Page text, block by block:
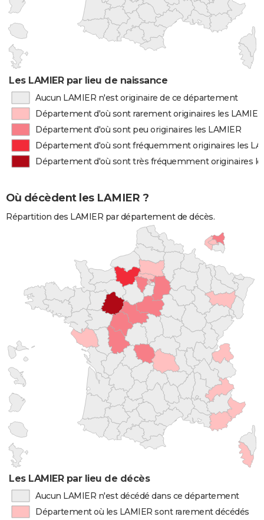
Les LAMIER par lieu de naissance
Aucun LAMIER n'est originaire de ce département
Département d'où sont rarement originaires les LAMIER
Département d'où sont peu originaires les LAMIER
Département d'où sont fréquemment originaires les
Département d'où sont très fréquemment originaires
Où décèdent les LAMIER ?
Répartition des LAMIER par département de décès.
Les LAMIER par lieu de décès
Aucun LAMIER n'est décédé dans ce département
Département où les LAMIER sont rarement décédés